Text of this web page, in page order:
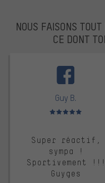
NOUS FAISONS
CE DONT
Guy B.
Note moyenne : 5 sur 5
Super réactif,
sympa !
Sportivement !!!
Guyges